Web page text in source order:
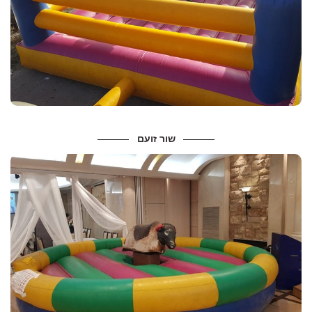
אורך: 6 מ
מתאים לגילאי: ילדים – נוער
שור זועם
מידות ונתונים
מידות :
קוטר 7 מטר